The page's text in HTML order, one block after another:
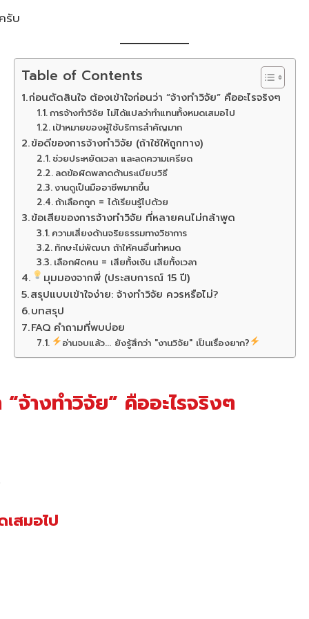
รับ
Table of Contents
ก่อนตัดสินใจ ต้องเข้าใจก่อนว่า “จ้างทำวิจัย” คืออะไรจริงๆ
การจ้างทำวิจัย ไม่ได้แปลว่าทำแทนทั้งหมดเสมอไป
เป้าหมายของผู้ใช้บริการสำคัญมาก
ข้อดีของการจ้างทำวิจัย (ถ้าใช้ให้ถูกทาง)
ช่วยประหยัดเวลา และลดความเครียด
ลดข้อผิดพลาดด้านระเบียบวิธี
งานดูเป็นมืออาชีพมากขึ้น
ถ้าเลือกถูก = ได้เรียนรู้ไปด้วย
ข้อเสียของการจ้างทำวิจัย ที่หลายคนไม่กล้าพูด
ความเสี่ยงด้านจริยธรรมทางวิชาการ
ทักษะไม่พัฒนา ถ้าให้คนอื่นทำหมด
เลือกผิดคน = เสียทั้งเงิน เสียทั้งเวลา
มุมมองจากพี่ (ประสบการณ์ 15 ปี)
สรุปแบบเข้าใจง่าย: จ้างทำวิจัย ควรหรือไม่?
บทสรุป
FAQ คำถามที่พบบ่อย
อ่านจบแล้ว... ยังรู้สึกว่า "งานวิจัย" เป็นเรื่องยาก?
จ้างทำวิจัย” คืออะไรจริงๆ
สมอไป